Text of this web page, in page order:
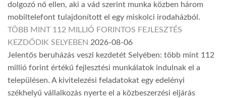
dolgozó nő ellen, aki a vád szerint munka közben három
mobiltelefont tulajdonított el egy miskolci irodaházból.
TÖBB MINT 112 MILLIÓ FORINTOS FEJLESZTÉS
KEZDŐDIK SELYEBEN 2026-08-06
Jelentős beruházás veszi kezdetét Selyében: több mint 112
millió forint értékű fejlesztési munkálatok indulnak el a
településen. A kivitelezési feladatokat egy edelényi
székhelyű vállalkozás nyerte el a közbeszerzési eljárás